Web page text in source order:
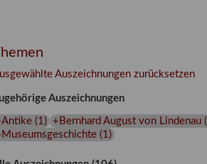
Auszeichnungen zurücksetzen
Auszeichnungen
(1 ) +Bernhard August von Lindenau(
(1 )